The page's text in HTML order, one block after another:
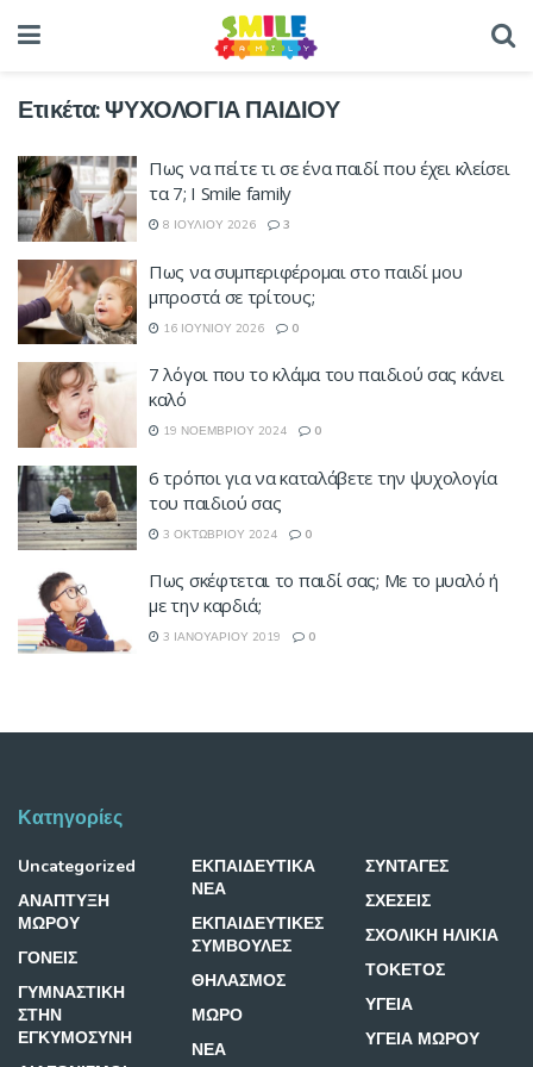
Ετικέτα:ΨΥΧΟΛΟΓΙΑ ΠΑΙΔΙΟΥ
Πως να πείτε τι σε ένα παιδί που έχει κλείσει
τα 7; Ι Smile family
8 ΙΟΥΛΊΟΥ 2026 3
Πως να συμπεριφέρομαι στο παιδί μου
μπροστά σε τρίτους;
16 ΙΟΥΝΊΟΥ 2026 0
7 λόγοι που το κλάμα του παιδιού σας κάνει
καλό
19 ΝΟΕΜΒΡΊΟΥ 2024 0
6 τρόποι για να καταλάβετε την ψυχολογία
του παιδιού σας
3 ΟΚΤΩΒΡΊΟΥ 2024 0
Πως σκέφτεται το παιδί σας; Με το μυαλό ή
με την καρδιά;
3 ΙΑΝΟΥΑΡΊΟΥ 2019 0
Κατηγορίες
Uncategorized
ΑΝΑΠΤΥΞΗ
ΜΩΡΟΥ
ΓΟΝΕΙΣ
ΓΥΜΝΑΣΤΙΚΗ
ΣΤΗΝ
ΕΓΚΥΜΟΣΥΝΗ
ΕΚΠΑΙΔΕΥΤΙΚΑ
ΝΕΑ
ΕΚΠΑΙΔΕΥΤΙΚΕΣ
ΣΥΜΒΟΥΛΕΣ
ΘΗΛΑΣΜΟΣ
ΜΩΡΟ
ΝΕΑ
ΣΥΝΤΑΓΕΣ
ΣΧΕΣΕΙΣ
ΣΧΟΛΙΚΗ ΗΛΙΚΙΑ
ΤΟΚΕΤΟΣ
ΥΓΕΙΑ
ΥΓΕΙΑ ΜΩΡΟΥ